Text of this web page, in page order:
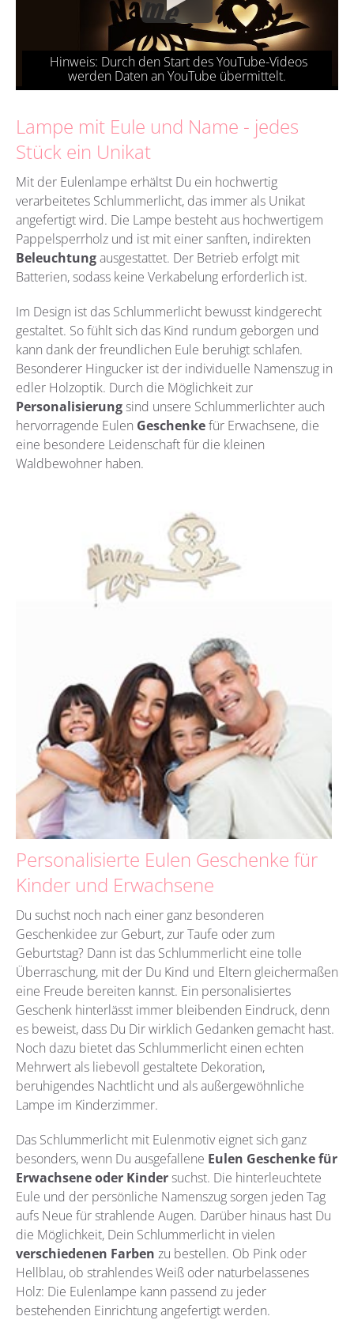
Lampe mit Eule und Name - jedes
Stück ein Unikat
Mit der Eulenlampe erhältst Du ein hochwertig
verarbeitetes Schlummerlicht, das immer als Unikat
angefertigt wird. Die Lampe besteht aus hochwertigem
Pappelsperrholz und ist mit einer sanften, indirekten
Beleuchtungausgestattet. Der Betrieb erfolgt mit
Batterien, sodass keine Verkabelung erforderlich ist.
Im Design ist das Schlummerlicht bewusst kindgerecht
gestaltet. So fühlt sich das Kind rundum geborgen und
kann dank der freundlichen Eule beruhigt schlafen.
Besonderer Hingucker ist der individuelle Namenszug in
edler Holzoptik. Durch die Möglichkeit zur
Personalisierungsind unsere Schlummerlichter auch
hervorragende Eulen Geschenkefür Erwachsene, die
eine besondere Leidenschaft für die kleinen
Waldbewohner haben.
Personalisierte Eulen Geschenke für
Kinder und Erwachsene
Du suchst noch nach einer ganz besonderen
Geschenkidee zur Geburt, zur Taufe oder zum
Geburtstag? Dann ist das Schlummerlicht eine tolle
Überraschung, mit der Du Kind und Eltern gleichermaßen
eine Freude bereiten kannst. Ein personalisiertes
Geschenk hinterlässt immer bleibenden Eindruck, denn
es beweist, dass Du Dir wirklich Gedanken gemacht hast.
Noch dazu bietet das Schlummerlicht einen echten
Mehrwert als liebevoll gestaltete Dekoration,
beruhigendes Nachtlicht und als außergewöhnliche
Lampe im Kinderzimmer.
Das Schlummerlicht mit Eulenmotiv eignet sich ganz
besonders, wenn Du ausgefallene Eulen Geschenke für
Erwachsene oder Kindersuchst. Die hinterleuchtete
Eule und der persönliche Namenszug sorgen jeden Tag
aufs Neue für strahlende Augen. Darüber hinaus hast Du
die Möglichkeit, Dein Schlummerlicht in vielen
verschiedenen Farben zu bestellen. Ob Pink oder
Hellblau, ob strahlendes Weiß oder naturbelassenes
Holz: Die Eulenlampe kann passend zu jeder
bestehenden Einrichtung angefertigt werden.